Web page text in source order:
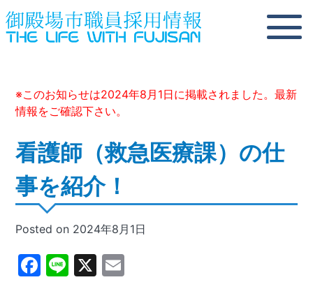
Skip
to
content
※このお知らせは2024年8月1日に掲載されました。最新
情報をご確認下さい。
看護師（救急医療課）の仕
事を紹介！
Posted on 2024年8月1日
Facebook
Line
X